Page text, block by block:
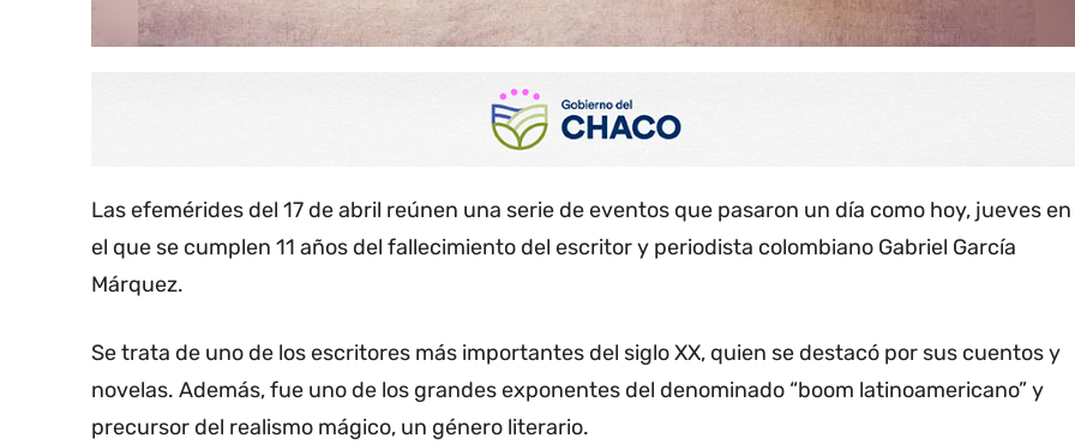
Las efemérides del 17 de abril reúnen una serie de eventos que pasaron un día como hoy, jueves en
el que se cumplen 11 años del fallecimiento del escritor y periodista colombiano Gabriel García
Márquez.
Se trata de uno de los escritores más importantes del siglo XX, quien se destacó por sus cuentos y
novelas. Además, fue uno de los grandes exponentes del denominado “boom latinoamericano” y
precursor del realismo mágico, un género literario.